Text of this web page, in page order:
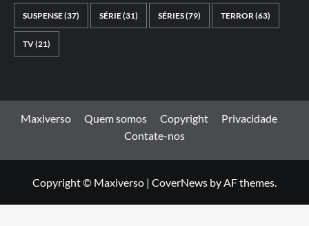
SUSPENSE(37) SÉRIE(31) SÉRIES(79) TERROR(63)
TV(21)
Maxiverso Quem somos Copyright
Privacidade
Contate-nos
Copyright © Maxiverso | CoverNews by AF themes.